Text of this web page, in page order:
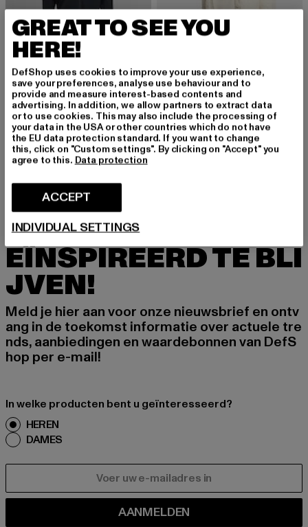
AIMN
Ribbed Performance Zipped
EUR 43,99
Huidige prijs: EUR 43,99
EUR 49,99Actieprijs: EUR 49,99
URBAN CLASSICS
Ladies Cropped Feather
EUR 25,99
Huidige prijs: EUR 25,99
EUR 49,99Actieprijs:
MELD JE AAN OM G
EÏNSPIREERD TE BLI
JVEN!
Meld je hier aan voor onze nieuwsbrief en ontv
ang in de toekomst informatie over actuele tre
nds, aanbiedingen en waardebonnen van DefS
hop per e-mail!
In welke producten bent u geïnteresseerd?
HEREN
DAMES
AANMELDEN
GREAT TO SEE YOU
HERE!
DefShop uses cookies to improve your use experience,
save your preferences, analyse use behaviour and to
provide and measure interest-based contents and
advertising. In addition, we allow partners to extract data
or to use cookies. This may also include the processing of
your data in the USA or other countries which do not have
the EU data protection standard. If you want to change
this, click on "Custom settings". By clicking on "Accept" you
agree to this. Data protection
ACCEPT
INDIVIDUAL SETTINGS